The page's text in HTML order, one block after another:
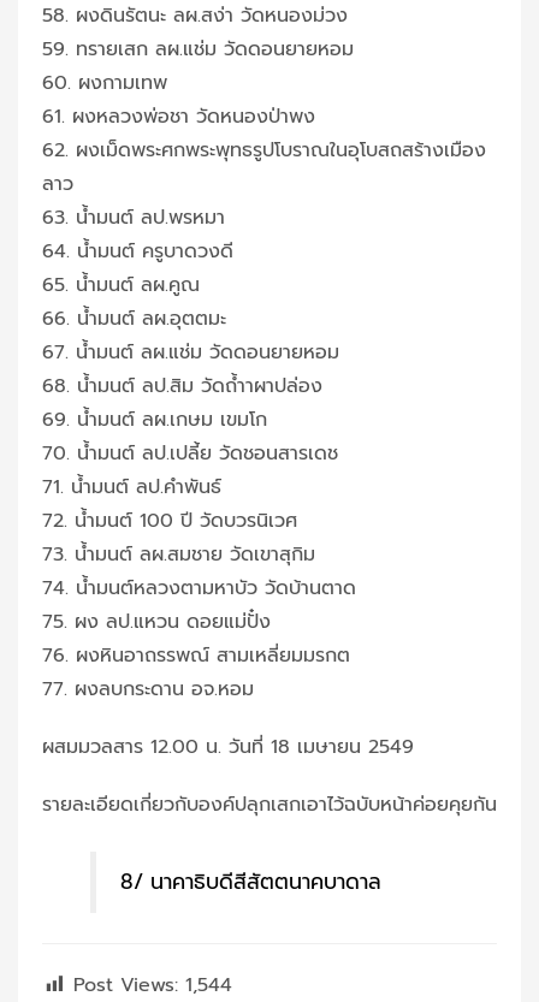
58. ผงดินรัตนะ ลผ.สง่า วัดหนองม่วง
59. ทรายเสก ลผ.แช่ม วัดดอนยายหอม
60. ผงกามเทพ
61. ผงหลวงพ่อชา วัดหนองป่าพง
62. ผงเม็ดพระศกพระพุทธรูปโบราณในอุโบสถสร้างเมือง
ลาว
63. น้ำมนต์ ลป.พรหมา
64. น้ำมนต์ ครูบาดวงดี
65. น้ำมนต์ ลผ.คูณ
66. น้ำมนต์ ลผ.อุตตมะ
67. น้ำมนต์ ลผ.แช่ม วัดดอนยายหอม
68. น้ำมนต์ ลป.สิม วัดถ้ำาผาปล่อง
69. น้ำมนต์ ลผ.เกษม เขมโก
70. น้ำมนต์ ลป.เปลี้ย วัดชอนสารเดช
71. น้ำมนต์ ลป.คำพันธ์
72. น้ำมนต์ 100 ปี วัดบวรนิเวศ
73. น้ำมนต์ ลผ.สมชาย วัดเขาสุกิม
74. น้ำมนต์หลวงตามหาบัว วัดบ้านตาด
75. ผง ลป.แหวน ดอยแม่ปั๋ง
76. ผงหินอาถรรพณ์ สามเหลี่ยมมรกต
77. ผงลบกระดาน อจ.หอม
ผสมมวลสาร 12.00 น. วันที่ 18 เมษายน 2549
รายละเอียดเกี่ยวกับองค์ปลุกเสกเอาไว้ฉบับหน้าค่อยคุยกัน
8/ นาคาธิบดีสีสัตตนาคบาดาล
Post Views: 1,544